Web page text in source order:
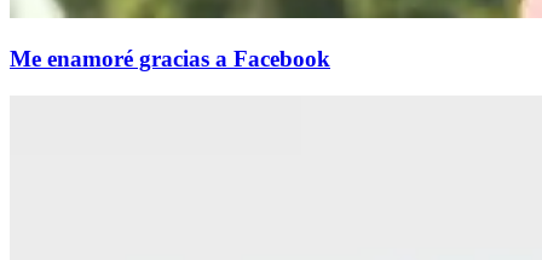
Me enamoré gracias a Facebook